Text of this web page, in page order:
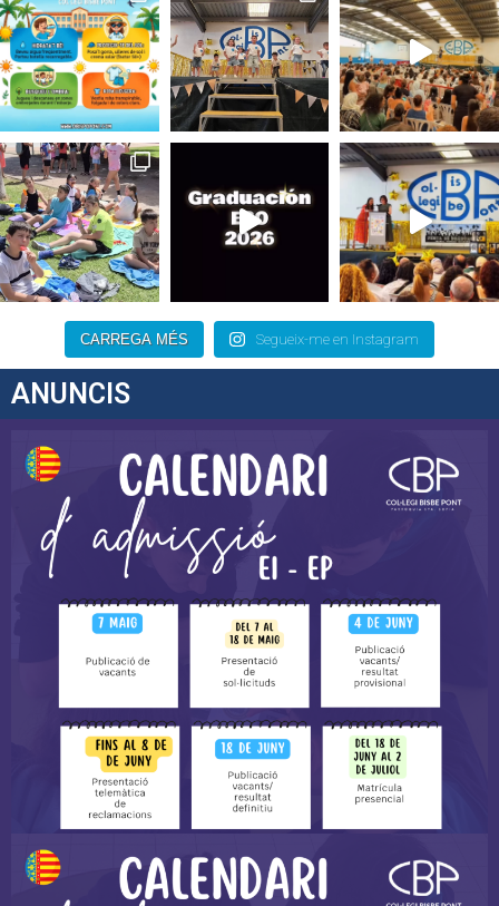
CARREGA MÉS Segueix-me en Instagram
ANUNCIS